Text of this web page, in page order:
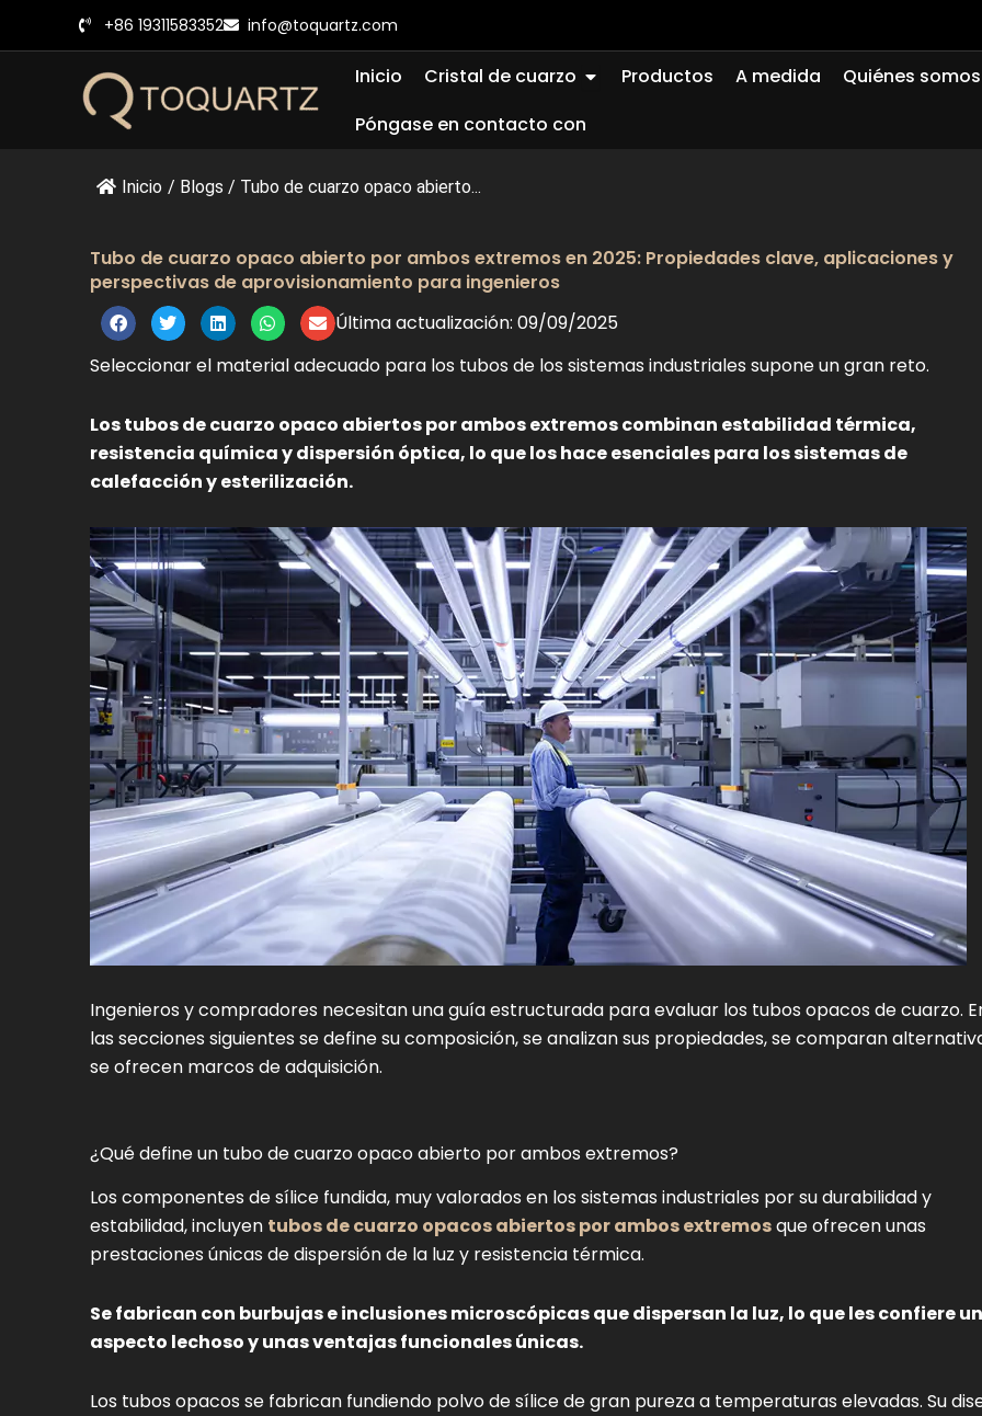
+86 19311583352 info@toquartz.com
Inicio Cristal de cuarzo Abierto Quartz Glass
Productos A medida Quiénes somos
Póngase en contacto con
Inicio / Blogs / Tubo de cuarzo opaco abierto...
Tubo de cuarzo opaco abierto por ambos extremos en 2025: Propiedades clave, aplicaciones y
perspectivas de aprovisionamiento para ingenieros
Última actualización: 09/09/2025
Seleccionar el material adecuado para los tubos de los sistemas industriales supone un gran reto.
Los tubos de cuarzo opaco abiertos por ambos extremos combinan estabilidad térmica,
resistencia química y dispersión óptica, lo que los hace esenciales para los sistemas de
calefacción y esterilización.
Ingenieros y compradores necesitan una guía estructurada para evaluar los tubos opacos de cuarzo.
las secciones siguientes se define su composición, se analizan sus propiedades, se comparan
se ofrecen marcos de adquisición.
¿Qué define un tubo de cuarzo opaco abierto por ambos extremos?
Los componentes de sílice fundida, muy valorados en los sistemas industriales por su durabilidad y
estabilidad, incluyen tubos de cuarzo opacos abiertos por ambos extremosque ofrecen unas
prestaciones únicas de dispersión de la luz y resistencia térmica.
Se fabrican con burbujas e inclusiones microscópicas que dispersan la luz, lo que les confiere un
aspecto lechoso y unas ventajas funcionales únicas.
Los tubos opacos se fabrican fundiendo polvo de sílice de gran pureza a temperaturas elevadas. Su